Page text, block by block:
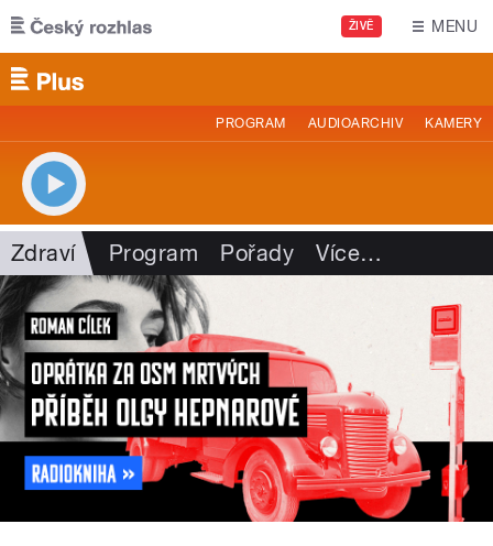
Přejít k hlavnímu obsahu
ŽIVĚ MENU
PROGRAM AUDIOARCHIV KAMERY
Zdraví Program Pořady Více…